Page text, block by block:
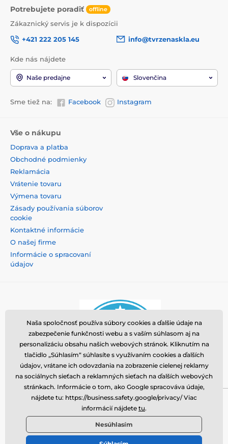
Potrebujete poradiť offline
Zákaznický servis je k dispozícii
+421 222 205 145
info@tvrzenaskla.eu
Kde nás nájdete
Naše predajne Slovenčina
Sme tiež na: Facebook Instagram
Vše o nákupu
Doprava a platba
Obchodné podmienky
Reklamácia
Vrátenie tovaru
Výmena tovaru
Zásady používania súborov
cookie
Kontaktné informácie
O našej firme
Informácie o spracovaní
údajov
Momanio s.r.o., Okružní 361/14, 74718, Píšť, Česká
republika, VAT: CZ09604707, info@tvrzenaskla.eu,
+421 222 205 145
Naša spoločnosť používa súbory cookies a ďalšie údaje na
zabezpečenie funkčnosti webu a s vaším súhlasom aj na
personalizáciu obsahu našich webových stránok. Kliknutím na
tlačidlo „Súhlasím“ súhlasíte s využívaním cookies a ďalších
údajov, vrátane ich odovzdania na zobrazenie cielenej reklamy
na sociálnych sieťach a reklamných sieťach na ďalších webových
stránkach. Informácie o tom, ako Google spracováva údaje,
nájdete tu: https://business.safety.google/privacy/ Viac
informácií nájdete tu.
Nesúhlasím